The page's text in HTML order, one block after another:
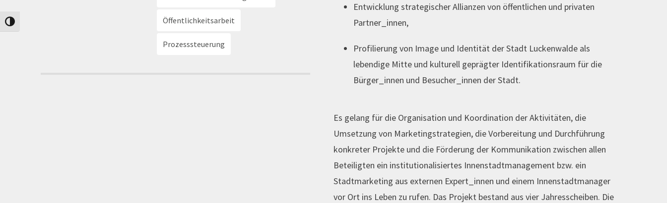
Umschalten auf hohe Kontraste Öffentlichkeitsarbeit
Prozesssteuerung
Entwicklung strategischer Allianzen von öffentlichen und privaten
Partner_innen,
Profilierung von Image und Identität der Stadt Luckenwalde als
lebendige Mitte und kulturell geprägter Identifikationsraum für die
Bürger_innen und Besucher_innen der Stadt.
Es gelang für die Organisation und Koordination der Aktivitäten, die
Umsetzung von Marketingstrategien, die Vorbereitung und Durchführung
konkreter Projekte und die Förderung der Kommunikation zwischen allen
Beteiligten ein institutionalisiertes Innenstadtmanagement bzw. ein
Stadtmarketing aus externen Expert_innen und einem Innenstadtmanager
vor Ort ins Leben zu rufen. Das Projekt bestand aus vier Jahresscheiben. Die